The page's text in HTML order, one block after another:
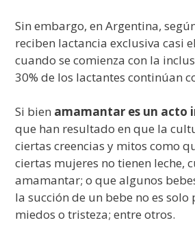
Sin embargo, en Argentina,
reciben lactancia exclusiva casi
cuando se comienza con la
30% de los lactantes continúan
Si bien amamantar es un acto
que han resultado en que la
ciertas creencias y mitos como
ciertas mujeres no tienen leche,
amamantar; o que algunos
la succión de un bebe no es
miedos o tristeza; entre otros.